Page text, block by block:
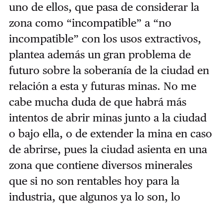
uno de ellos, que pasa de considerar la
zona como “incompatible” a “no
incompatible” con los usos extractivos,
plantea además un gran problema de
futuro sobre la soberanía de la ciudad en
relación a esta y futuras minas. No me
cabe mucha duda de que habrá más
intentos de abrir minas junto a la ciudad
o bajo ella, o de extender la mina en caso
de abrirse, pues la ciudad asienta en una
zona que contiene diversos minerales
que si no son rentables hoy para la
industria, que algunos ya lo son, lo